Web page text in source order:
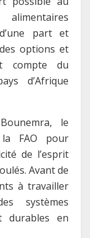
part et
options et
compte du
d’Afrique
le
FAO pour
de l’esprit
Avant de
à travailler
systèmes
durables en